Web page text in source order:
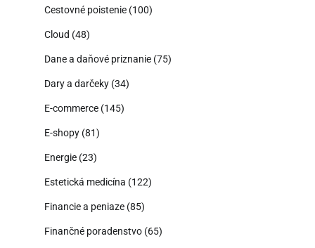
Cestovné poistenie (100)
Cloud (48)
Dane a daňové priznanie (75)
Dary a darčeky (34)
E-commerce (145)
E-shopy (81)
Energie (23)
Estetická medicína (122)
Financie a peniaze (85)
Finančné poradenstvo (65)